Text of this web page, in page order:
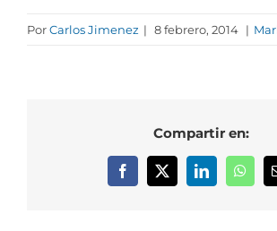
PorCarlos Jimenez | 8 febrero, 2014 |
Compartir en:
Facebook
X LinkedIn